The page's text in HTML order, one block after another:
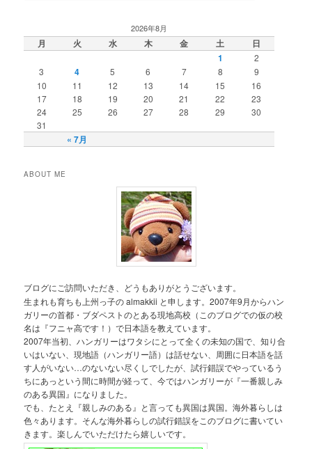
ョ
ン
2026年8月
月 火 水 木 金 土 日
« 7月
1
2
3
4 5 6 7 8
9
10
11 12 13 14 15
16
17
18 19 20 21 22
23
24
25 26 27 28 29
30
31
ABOUT ME
ブログにご訪問いただき、どうもありがとうございます。
生まれも育ちも上州っ子の almakkii と申します。2007年9月からハン
ガリーの首都・ブダペストのとある現地高校（このブログでの仮の校
名は『フニャ高です！）で日本語を教えています。
2007年当初、ハンガリーはワタシにとって全くの未知の国で、知り合
いはいない、現地語（ハンガリー語）は話せない、周囲に日本語を話
す人がいない…のないない尽くしでしたが、試行錯誤でやっているう
ちにあっという間に時間が経って、今ではハンガリーが『一番親しみ
のある異国』になりました。
でも、たとえ『親しみのある』と言っても異国は異国。海外暮らしは
色々あります。そんな海外暮らしの試行錯誤をこのブログに書いてい
きます。楽しんでいただけたら嬉しいです。